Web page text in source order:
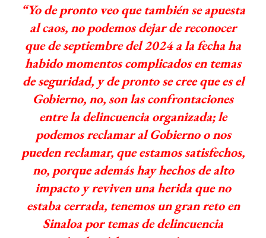
“Yo de pronto veo que también se apuesta
al caos, no podemos dejar de reconocer
que de septiembre del 2024 a la fecha ha
habido momentos complicados en temas
de seguridad, y de pronto se cree que es el
Gobierno, no, son las confrontaciones
entre la delincuencia organizada; le
podemos reclamar al Gobierno o nos
pueden reclamar, que estamos satisfechos,
no, porque además hay hechos de alto
impacto y reviven una herida que no
estaba cerrada, tenemos un gran reto en
Sinaloa por temas de delincuencia